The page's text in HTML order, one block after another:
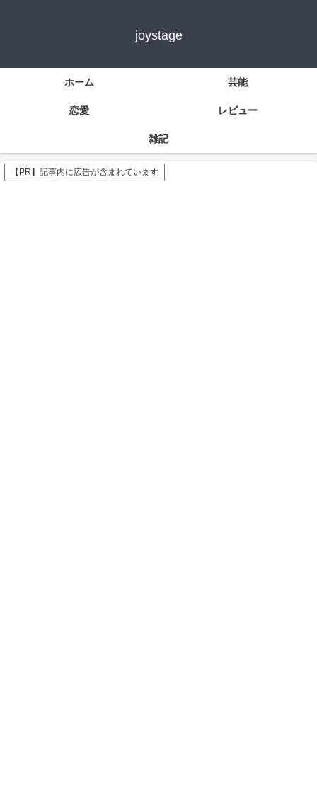
joystage
ホーム 芸能
恋愛 レビュー
雑記
【PR】記事内に広告が含まれています